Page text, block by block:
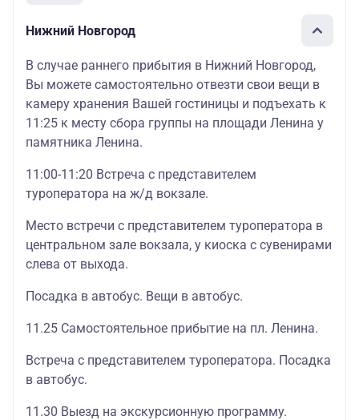
Нижний Новгород
В случае раннего прибытия в Нижний Новгород,
Вы можете самостоятельно отвезти свои вещи в
камеру хранения Вашей гостиницы и подъехать к
11:25 к месту сбора группы на площади Ленина у
памятника Ленина.
11:00-11:20 Встреча с представителем
туроператора на ж/д вокзале.
Место встречи с представителем туроператора в
центральном зале вокзала, у киоска с сувенирами
слева от выхода.
Посадка в автобус. Вещи в автобус.
11.25 Самостоятельное прибытие на пл. Ленина.
Встреча с представителем туроператора. Посадка
в автобус.
11.30 Выезд на экскурсионную программу.